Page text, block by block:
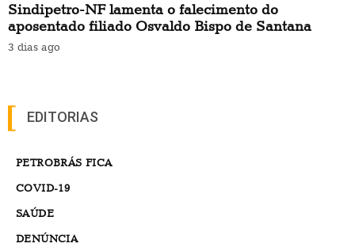
Sindipetro-NF lamenta o falecimento do
aposentado filiado Osvaldo Bispo de Santana
3 dias ago
EDITORIAS
PETROBRÁS FICA
COVID-19
SAÚDE
DENÚNCIA